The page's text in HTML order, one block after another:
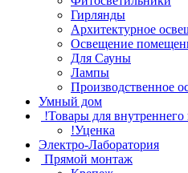
Гирлянды
Архитектурное
Освещение
Для Сауны
Лампы
Производственное
Умный дом
!Товары для внутреннего
!Уценка
Электро-Лаборатория
Прямой монтаж